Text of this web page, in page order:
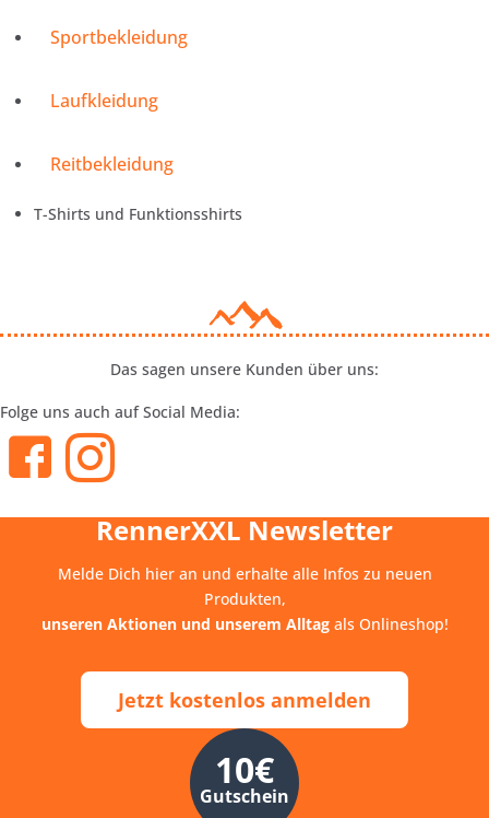
Sportbekleidung
Laufkleidung
Reitbekleidung
T-Shirts und Funktionsshirts
Das sagen unsere Kunden über uns:
Folge uns auch auf Social Media:
RennerXXL Newsletter
Melde Dich hier an und erhalte alle Infos zu neuen
Produkten,
unseren Aktionen und unserem Alltagals Onlineshop!
Jetzt kostenlos anmelden
10€
Gutschein